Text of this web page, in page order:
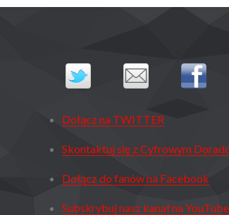
Dołącz na TWITTER
Skontaktuj się z Cyfrowym
Dołącz do fanów na Facebook
Subskrybuj nasz kanał na YouTube